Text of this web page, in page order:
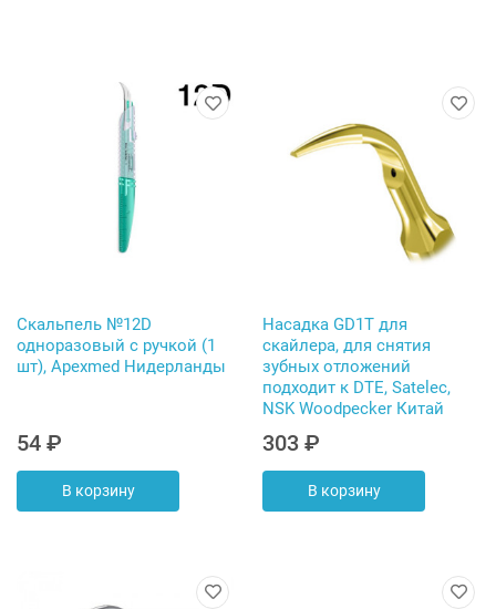
Скальпель №12D
одноразовый с ручкой (1
шт), Apexmed Нидерланды
54 ₽
В корзину
Насадка GD1T для
скайлера, для снятия
зубных отложений
подходит к DTE, Satelec,
NSK Woodpecker Китай
303 ₽
В корзину